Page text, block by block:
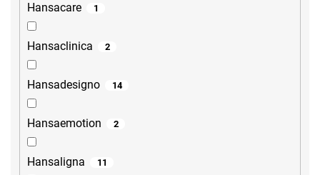
Hansacare 1
Hansaclinica 2
Hansadesigno 14
Hansaemotion 2
Hansaligna 11